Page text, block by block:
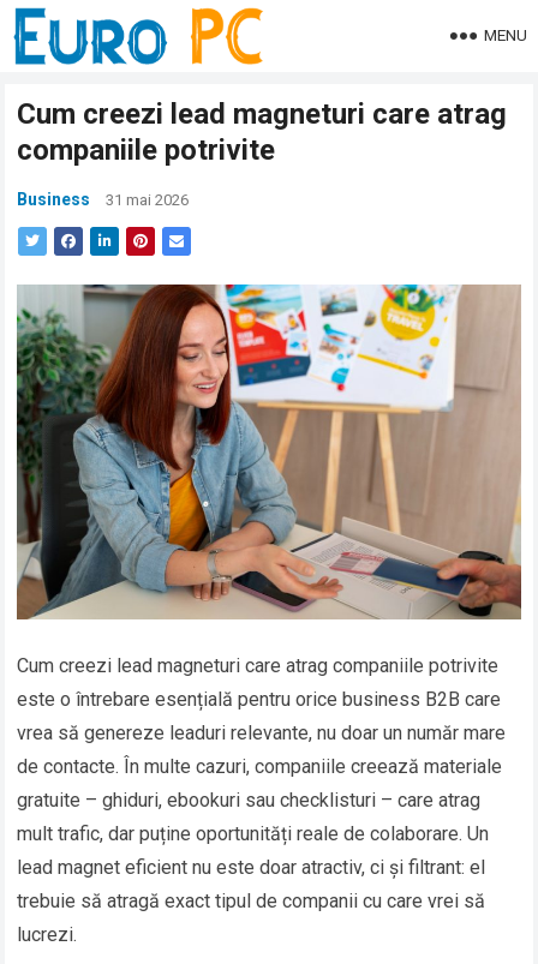
MENU
Cum creezi lead magneturi care atrag
companiile potrivite
Business 31 mai 2026
Cum creezi lead magneturi care atrag companiile potrivite
este o întrebare esențială pentru orice business B2B care
vrea să genereze leaduri relevante, nu doar un număr mare
de contacte. În multe cazuri, companiile creează materiale
gratuite – ghiduri, ebookuri sau checklisturi – care atrag
mult trafic, dar puține oportunități reale de colaborare. Un
lead magnet eficient nu este doar atractiv, ci și filtrant: el
trebuie să atragă exact tipul de companii cu care vrei să
lucrezi.